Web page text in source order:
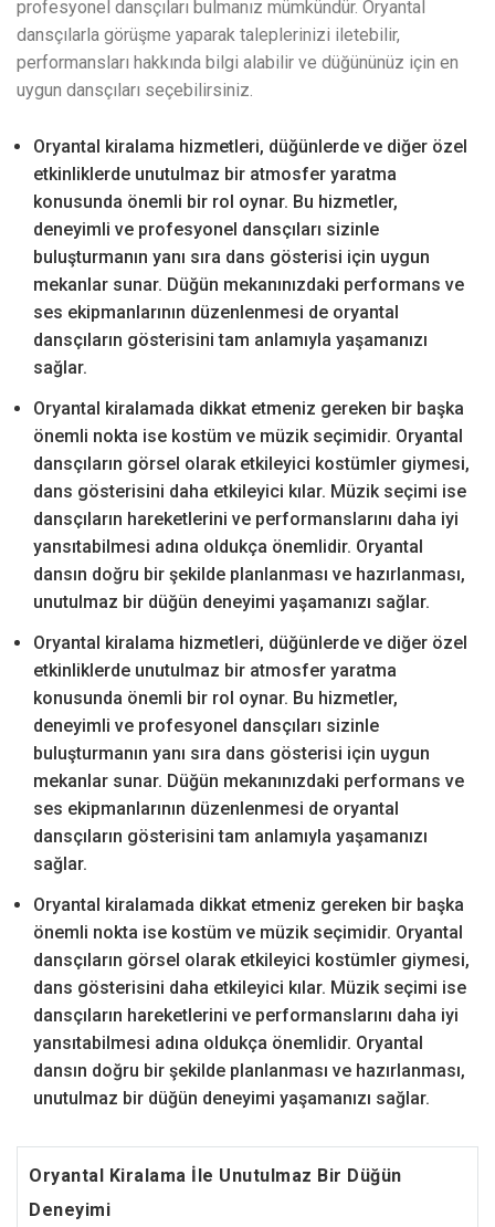
profesyonel dansçıları bulmanız mümkündür. Oryantal
dansçılarla görüşme yaparak taleplerinizi iletebilir,
performansları hakkında bilgi alabilir ve düğününüz için en
uygun dansçıları seçebilirsiniz.
Oryantal kiralama hizmetleri, düğünlerde ve diğer özel
etkinliklerde unutulmaz bir atmosfer yaratma
konusunda önemli bir rol oynar. Bu hizmetler,
deneyimli ve profesyonel dansçıları sizinle
buluşturmanın yanı sıra dans gösterisi için uygun
mekanlar sunar. Düğün mekanınızdaki performans ve
ses ekipmanlarının düzenlenmesi de oryantal
dansçıların gösterisini tam anlamıyla yaşamanızı
sağlar.
Oryantal kiralamada dikkat etmeniz gereken bir başka
önemli nokta ise kostüm ve müzik seçimidir. Oryantal
dansçıların görsel olarak etkileyici kostümler giymesi,
dans gösterisini daha etkileyici kılar. Müzik seçimi ise
dansçıların hareketlerini ve performanslarını daha iyi
yansıtabilmesi adına oldukça önemlidir. Oryantal
dansın doğru bir şekilde planlanması ve hazırlanması,
unutulmaz bir düğün deneyimi yaşamanızı sağlar.
Oryantal kiralama hizmetleri, düğünlerde ve diğer özel
etkinliklerde unutulmaz bir atmosfer yaratma
konusunda önemli bir rol oynar. Bu hizmetler,
deneyimli ve profesyonel dansçıları sizinle
buluşturmanın yanı sıra dans gösterisi için uygun
mekanlar sunar. Düğün mekanınızdaki performans ve
ses ekipmanlarının düzenlenmesi de oryantal
dansçıların gösterisini tam anlamıyla yaşamanızı
sağlar.
Oryantal kiralamada dikkat etmeniz gereken bir başka
önemli nokta ise kostüm ve müzik seçimidir. Oryantal
dansçıların görsel olarak etkileyici kostümler giymesi,
dans gösterisini daha etkileyici kılar. Müzik seçimi ise
dansçıların hareketlerini ve performanslarını daha iyi
yansıtabilmesi adına oldukça önemlidir. Oryantal
dansın doğru bir şekilde planlanması ve hazırlanması,
unutulmaz bir düğün deneyimi yaşamanızı sağlar.
Oryantal Kiralama İle Unutulmaz Bir Düğün
Deneyimi